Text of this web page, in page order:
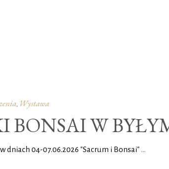
, Wystawa
BONSAI W
dniach 04-07.06.2026 "Sacrum i Bonsai"